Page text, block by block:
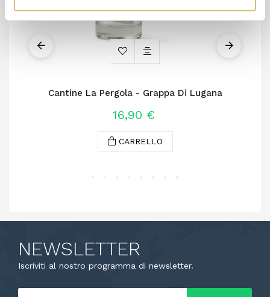
Cantine La Pergola - Grappa Di Lugana
16,90 €
CARRELLO
NEWSLETTER
Iscriviti al nostro programma di newsletter.